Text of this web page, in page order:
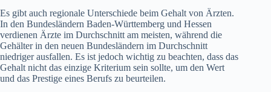
Es gibt auch regionale Unterschiede beim Gehalt von Ärzten.
In den Bundesländern Baden-Württemberg und Hessen
verdienen Ärzte im Durchschnitt am meisten, während die
Gehälter in den neuen Bundesländern im Durchschnitt
niedriger ausfallen. Es ist jedoch wichtig zu beachten, dass das
Gehalt nicht das einzige Kriterium sein sollte, um den Wert
und das Prestige eines Berufs zu beurteilen.